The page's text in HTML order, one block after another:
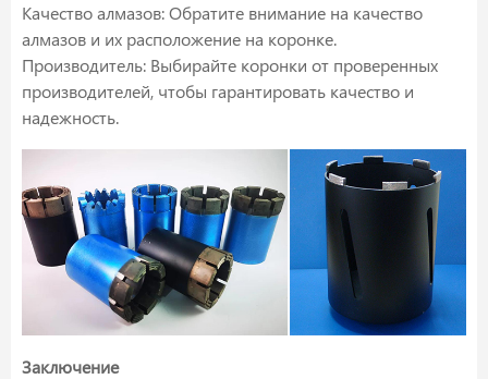
Качество алмазов: Обратите внимание на качество
алмазов и их расположение на коронке.
Производитель: Выбирайте коронки от проверенных
производителей, чтобы гарантировать качество и
надежность.
Заключение